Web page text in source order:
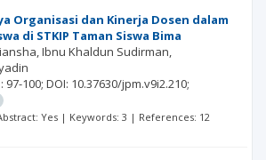
Organisasi dan Kinerja Dosen dalam
di STKIP Taman Siswa Bima
Ibnu Khaldun Sudirman
: 97-100; DOI: 10.37630/jpm.v9i2.210;
Yes | Keywords: 3 | References: 12